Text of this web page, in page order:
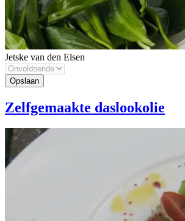
Jetske van den Elsen
Zelfgemaakte daslookolie